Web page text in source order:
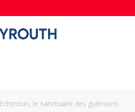
Echmoun, le sanctuaire des guérisons